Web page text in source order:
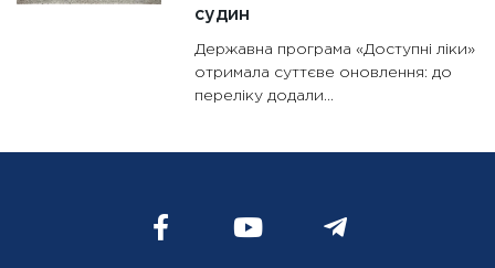
судин
Державна програма «Доступні ліки»
отримала суттєве оновлення: до
переліку додали...